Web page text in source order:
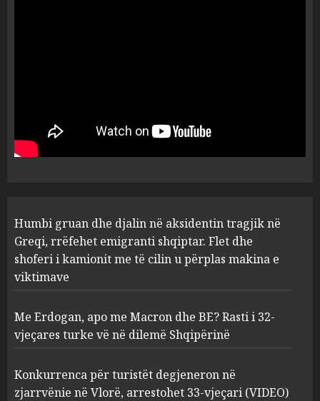
1
rrëfehet emigranti shqiptar.
Flet dhe shoferi i kamionit me
të cilin u përplas makina e
2
dhe BE? Rasti i 32-vjeçares
turke vë në dilemë Shqipërinë
AUGUST 7, 2026
3
Konkurrenca për turistët
degjeneron në zjarrvënie në
Vlorë, arrestohet 33-vjeçari
(VIDEO)
AUGUST 7, 2026
Humbi gruan dhe djalin në aksidentin tragjik në
Greqi, rrëfehet emigranti shqiptar. Flet dhe
shoferi i kamionit me të cilin u përplas makina e
viktimave
Me Erdogan, apo me Macron dhe BE? Rasti i 32-
vjeçares turke vë në dilemë Shqipërinë
Konkurrenca për turistët degjeneron në
zjarrvënie në Vlorë, arrestohet 33-vjeçari (VIDEO)